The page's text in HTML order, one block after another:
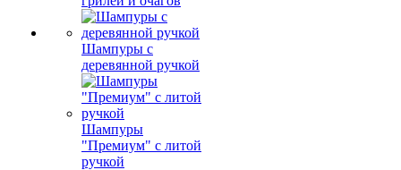
Шампуры с
деревянной ручкой
Шампуры
"Премиум" с литой
ручкой